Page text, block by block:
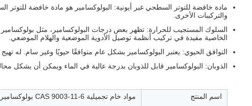
مادة خافضة للتوتر السطحي غير أيونية: البولوكسامير هو مادة خافضة
والتركيبات الأخرى.
الخاصية مفيدة في تركيب أنظمة توصيل الأدوية الموضعية والهلام الموضعي.
التوافق الحيوي: يعتبر البولوكسامير بشكل عام متوافقًا حيويًا وغير سام. له
الذوبان: البولوكسامير قابل للذوبان بدرجة عالية في الماء ويمكن أن يشكل
اسم المنتج مواد خام تجميلية CAS 9003-11-6 بولوكسامير 108 188 بولوكسامير 407